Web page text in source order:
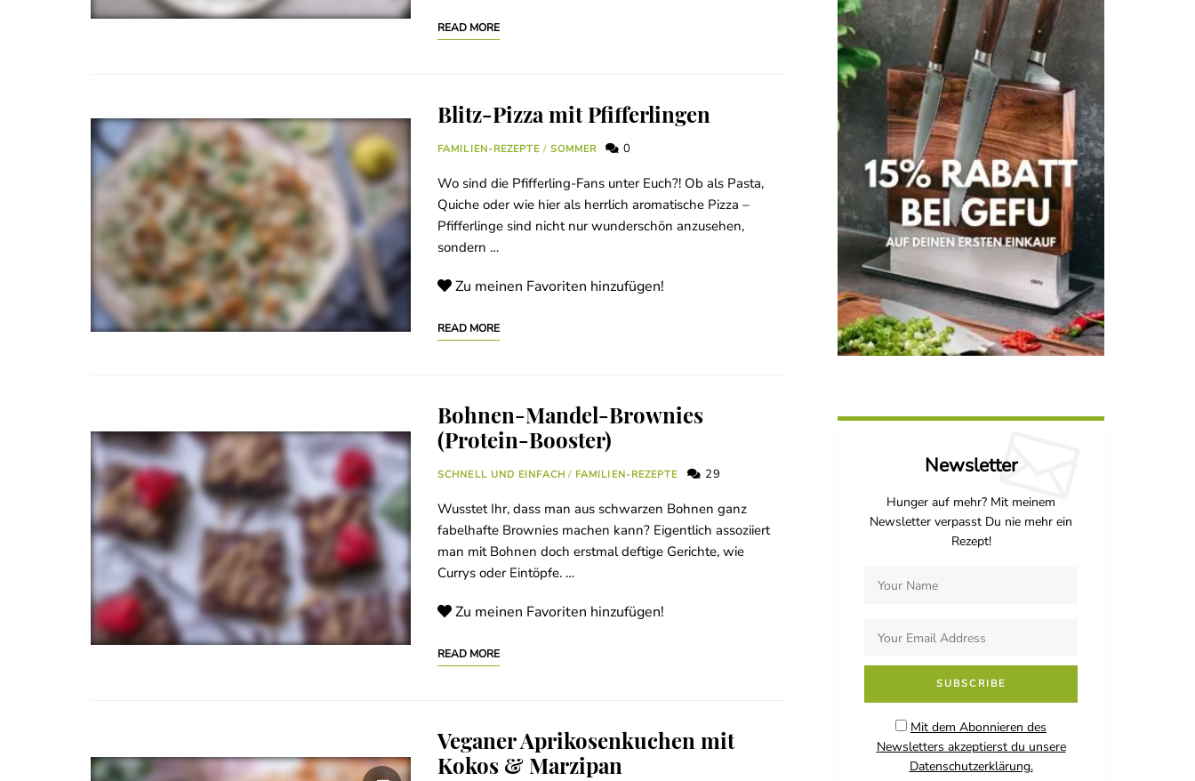
READ MORE
Blitz-Pizza mit Pfifferlingen
FAMILIEN-REZEPTE / SOMMER 0
Wo sind die Pfifferling-Fans unter Euch?! Ob als Pasta,
Quiche oder wie hier als herrlich aromatische Pizza –
Pfifferlinge sind nicht nur wunderschön anzusehen,
sondern …
Zu meinen Favoriten hinzufügen!
READ MORE
Bohnen-Mandel-Brownies
(Protein-Booster)
SCHNELL UND EINFACH / FAMILIEN-REZEPTE 29
Wusstet Ihr, dass man aus schwarzen Bohnen ganz
fabelhafte Brownies machen kann? Eigentlich assoziiert
man mit Bohnen doch erstmal deftige Gerichte, wie
Currys oder Eintöpfe. …
Zu meinen Favoriten hinzufügen!
READ MORE
Veganer Aprikosenkuchen mit
Kokos & Marzipan
Newsletter
Hunger auf mehr? Mit meinem
Newsletter verpasst Du nie mehr ein
Rezept!
Mit dem Abonnieren des
Newsletters akzeptierst du unsere
Datenschutzerklärung.